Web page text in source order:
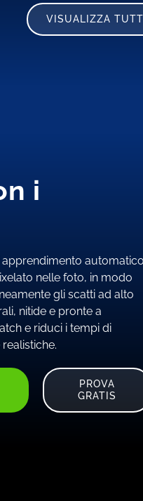
VISUALIZZA
i
apprendimento automatico
nelle foto, in modo
gli scatti ad alto
nitide e pronte a
e riduci i tempi di
PROVA
GRATIS